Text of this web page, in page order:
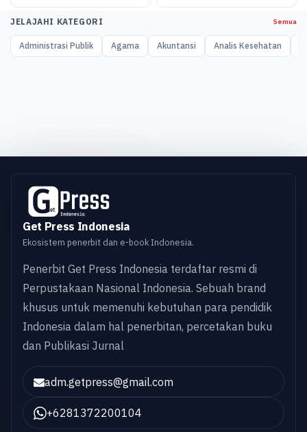
JELAJAHI KATEGORI Semua
Administrasi Publik Agama Akuntansi Analis Kesehatan
Get Press Indonesia
Ekosistem penerbit dan e-book Indonesia.
Penerbit Get Press Indonesia terdaftar resmi di
Perpustakaan Nasional Indonesia. Sebuah brand
khusus untuk memenuhi kebutuhan para pendidik
Indonesia dalam hal penerbitan, percetakan buku
dan Publikasi Jurnal
adm.getpress@gmail.com
+6281372200104